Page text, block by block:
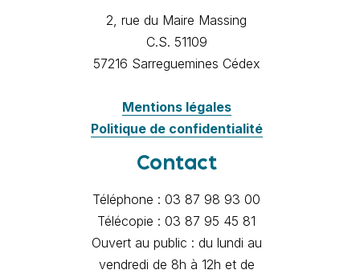
2, rue du Maire Massing
C.S. 51109
57216 Sarreguemines Cédex
Mentions légales
Politique de confidentialité
Contact
Téléphone : 03 87 98 93 00
Télécopie : 03 87 95 45 81
Ouvert au public : du lundi au
vendredi de 8h à 12h et de